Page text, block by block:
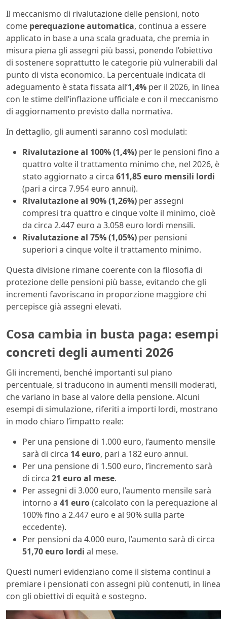
Il meccanismo di rivalutazione delle pensioni, noto
come perequazione automatica, continua a essere
applicato in base a una scala graduata, che premia in
misura piena gli assegni più bassi, ponendo l’obiettivo
di sostenere soprattutto le categorie più vulnerabili dal
punto di vista economico. La percentuale indicata di
adeguamento è stata fissata all’1,4% per il 2026, in linea
con le stime dell’inflazione ufficiale e con il meccanismo
di aggiornamento previsto dalla normativa.
In dettaglio, gli aumenti saranno così modulati:
Rivalutazione al 100% (1,4%) per le pensioni fino a
quattro volte il trattamento minimo che, nel 2026, è
stato aggiornato a circa 611,85 euro mensili lordi
(pari a circa 7.954 euro annui).
Rivalutazione al 90% (1,26%) per assegni
compresi tra quattro e cinque volte il minimo, cioè
da circa 2.447 euro a 3.058 euro lordi mensili.
Rivalutazione al 75% (1,05%) per pensioni
superiori a cinque volte il trattamento minimo.
Questa divisione rimane coerente con la filosofia di
protezione delle pensioni più basse, evitando che gli
incrementi favoriscano in proporzione maggiore chi
percepisce già assegni elevati.
Cosa cambia in busta paga: esempi
concreti degli aumenti 2026
Gli incrementi, benché importanti sul piano
percentuale, si traducono in aumenti mensili moderati,
che variano in base al valore della pensione. Alcuni
esempi di simulazione, riferiti a importi lordi, mostrano
in modo chiaro l’impatto reale:
Per una pensione di 1.000 euro, l’aumento mensile
sarà di circa 14 euro, pari a 182 euro annui.
Per una pensione di 1.500 euro, l’incremento sarà
di circa 21 euro al mese.
Per assegni di 3.000 euro, l’aumento mensile sarà
intorno a 41 euro(calcolato con la perequazione al
100% fino a 2.447 euro e al 90% sulla parte
eccedente).
Per pensioni da 4.000 euro, l’aumento sarà di circa
51,70 euro lordi al mese.
Questi numeri evidenziano come il sistema continui a
premiare i pensionati con assegni più contenuti, in linea
con gli obiettivi di equità e sostegno.